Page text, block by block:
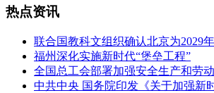
热点资讯
联合国教科文组织确认北京为2029
福州深化实施新时代“堡垒工程”
全国总工会部署加强安全生产和劳
中共中央 国务院印发《关于加强新